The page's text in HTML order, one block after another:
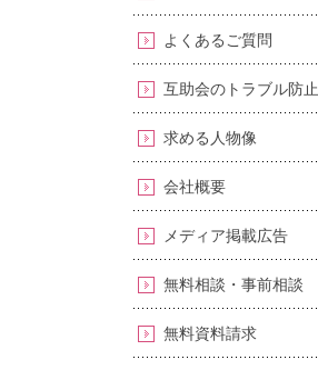
よくあるご質問
互助会のトラブル防止
求める人物像
会社概要
メディア掲載広告
無料相談・事前相談
無料資料請求